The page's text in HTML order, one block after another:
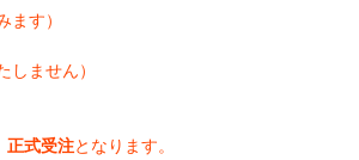
す）
ません）
正式受注となります。